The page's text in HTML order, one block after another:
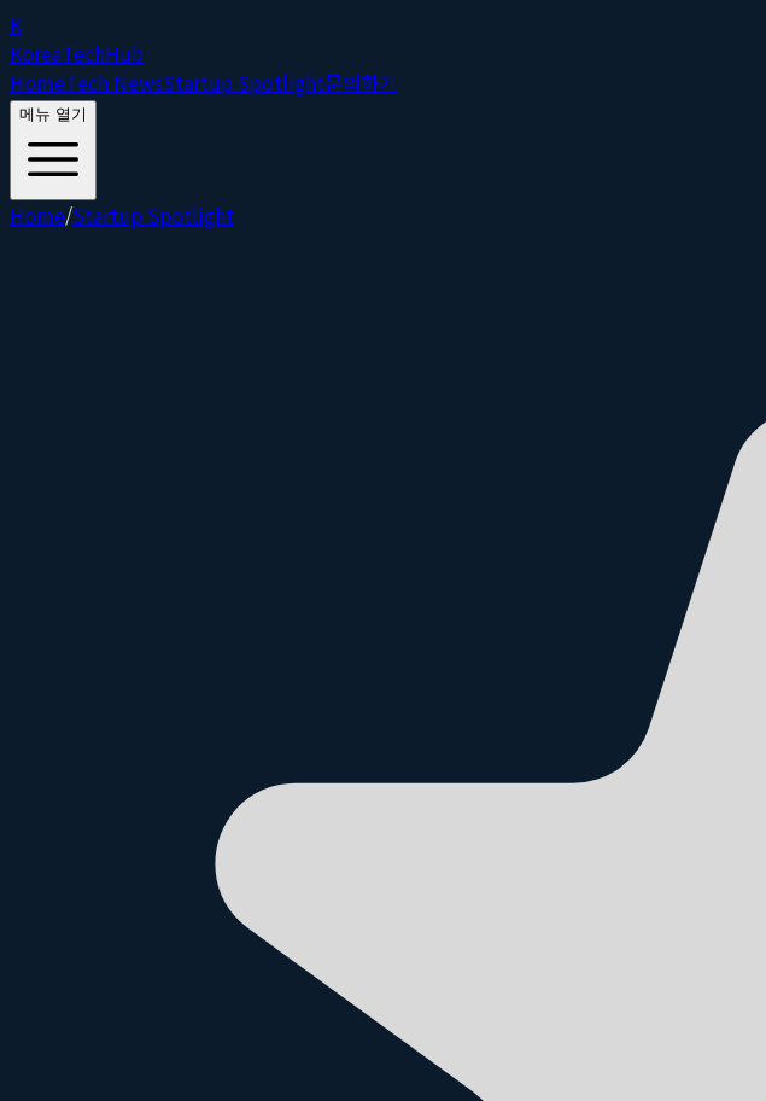
K
KoreaTechHub
HomeTech NewsStartup Spotlight문의하기
메뉴 열기
Home/Startup Spotlight